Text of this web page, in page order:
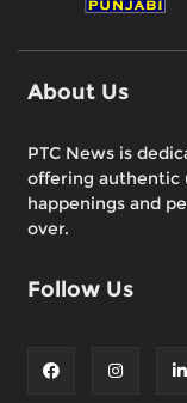
About Us
PTC News is
offering authentic
happenings and
over.
Follow Us